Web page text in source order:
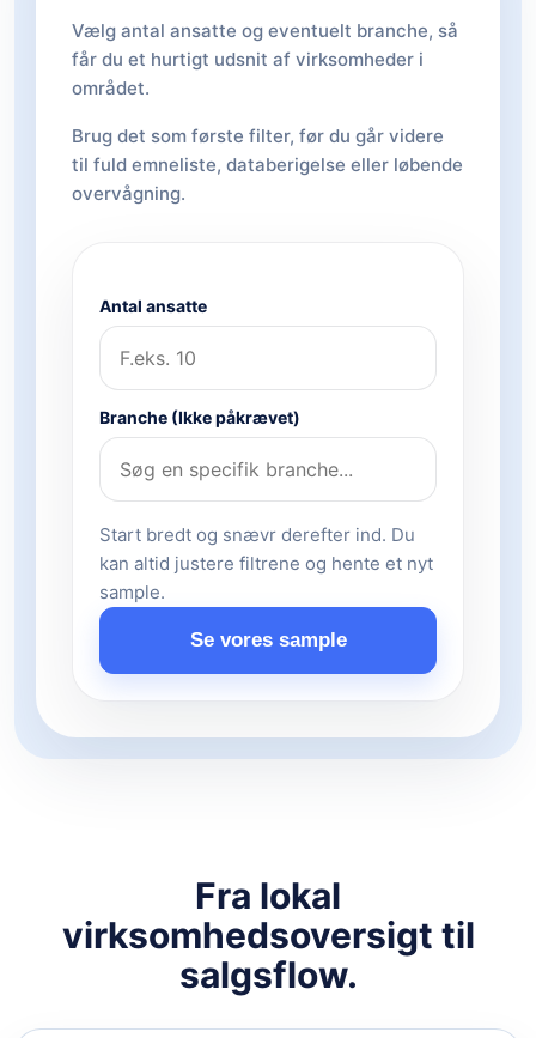
Vælg antal ansatte og eventuelt branche, så
får du et hurtigt udsnit af virksomheder i
området.
Brug det som første filter, før du går videre
til fuld emneliste, databerigelse eller løbende
overvågning.
Antal ansatte
Branche (Ikke påkrævet)
Start bredt og snævr derefter ind. Du
kan altid justere filtrene og hente et nyt
sample.
Se vores sample
Fra lokal
virksomhedsoversigt til
salgsflow.